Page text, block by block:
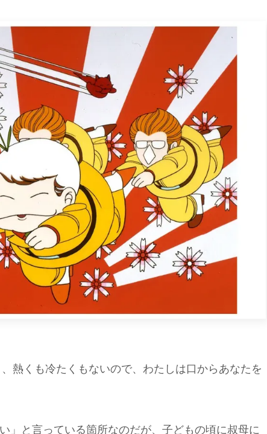
熱くも冷たくもないので、わたしは口からあなたを
」と言っている箇所なのだが、子どもの頃に叔母に